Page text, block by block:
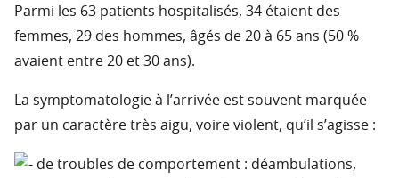
Parmi les 63 patients hospitalisés, 34 étaient des
femmes, 29 des hommes, âgés de 20 à 65 ans (50 %
avaient entre 20 et 30 ans).
La symptomatologie à l’arrivée est souvent marquée
par un caractère très aigu, voire violent, qu’il s’agisse :
de troubles de comportement : déambulations,